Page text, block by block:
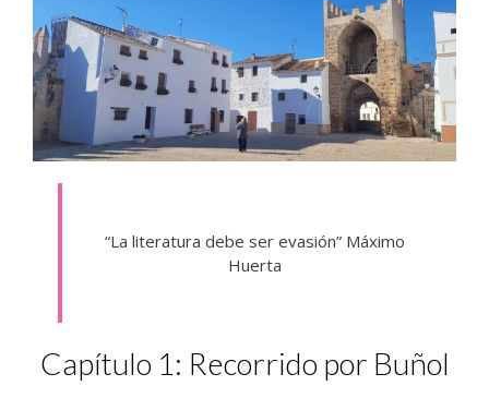
“La literatura debe ser evasión” Máximo
Huerta
Capítulo 1: Recorrido por Buñol